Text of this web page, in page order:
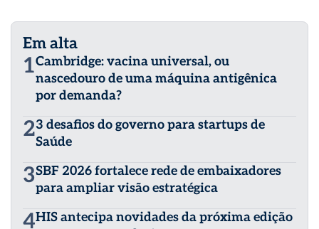
Em alta
1Cambridge: vacina universal, ou
nascedouro de uma máquina antigênica
por demanda?
23 desafios do governo para startups de
Saúde
3SBF 2026 fortalece rede de embaixadores
para ampliar visão estratégica
4HIS antecipa novidades da próxima edição